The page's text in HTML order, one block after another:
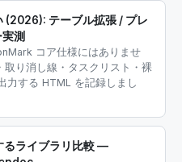
(2026): テーブル拡張 / プレ
測
コア仕様にはありませ
り消し線・タスクリスト・裸
力する HTML を記録しまし
るライブラリ比較 —